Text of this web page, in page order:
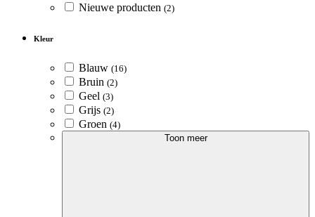
Nieuwe producten (2)
Kleur
Blauw (16)
Bruin (2)
Geel (3)
Grijs (2)
Groen (4)
Toon meer